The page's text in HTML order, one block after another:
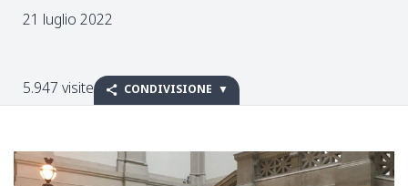
21 luglio 2022
5.947 visite CONDIVISIONE